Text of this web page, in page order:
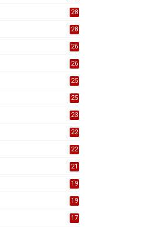
28
28
26
26
25
25
23
22
22
21
19
19
17